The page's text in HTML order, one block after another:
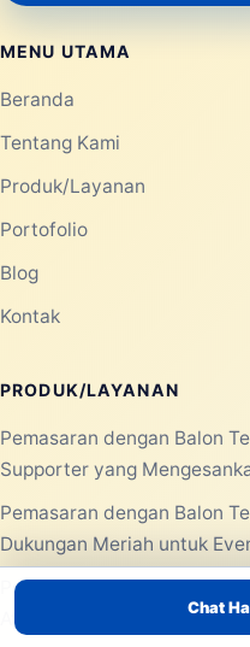
Chat
MENU UTAMA
Beranda
Tentang Kami
Produk/Layanan
Portofolio
Blog
Kontak
PRODUK/LAYANAN
Pemasaran dengan Balon
Supporter yang
Pemasaran dengan Balon
Dukungan Meriah untuk
Pemasaran dengan Balon
Atmosfer Event yang Meriah